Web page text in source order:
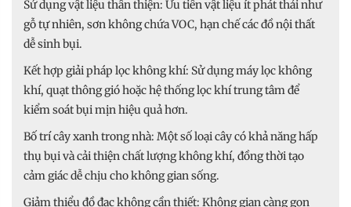
Sử dụng vật liệu thân thiện: Ưu tiên vật liệu ít phát thải như
gỗ tự nhiên, sơn không chứa VOC, hạn chế các đồ nội thất
dễ sinh bụi.
Kết hợp giải pháp lọc không khí: Sử dụng máy lọc không
khí, quạt thông gió hoặc hệ thống lọc khí trung tâm để
kiểm soát bụi mịn hiệu quả hơn.
Bố trí cây xanh trong nhà: Một số loại cây có khả năng hấp
thụ bụi và cải thiện chất lượng không khí, đồng thời tạo
cảm giác dễ chịu cho không gian sống.
Giảm thiểu đồ đạc không cần thiết: Không gian càng gọn